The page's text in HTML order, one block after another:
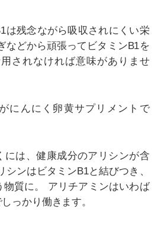
は残念ながら吸収されにくい栄
などから頑張ってビタミンB1を
されなければ意味がありませ
にんにく卵黄サプリメントで
には、健康成分のアリシンが含
シンはビタミンB1と結びつき、
質に。
アリチアミンはいわば
っかり働きます。